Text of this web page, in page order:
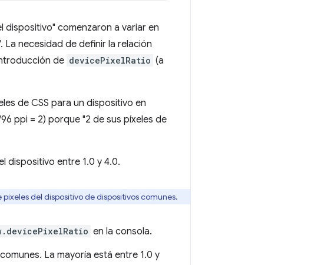
dispositivo" comenzaron a variar en
La necesidad de definir la relación
de devicePixelRatio (a
de CSS para un dispositivo en
ppi = 2) porque "2 de sus píxeles de
dispositivo entre 1.0 y 4.0.
píxeles del dispositivo de dispositivos comunes.
en la consola.
La mayoría está entre 1.0 y